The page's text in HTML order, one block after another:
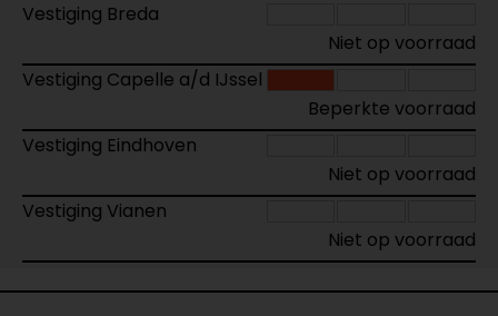
Vestiging Breda
Niet op voorraad
Vestiging Capelle a/d IJssel
Beperkte voorraad
Vestiging Eindhoven
Niet op voorraad
Vestiging Vianen
Niet op voorraad